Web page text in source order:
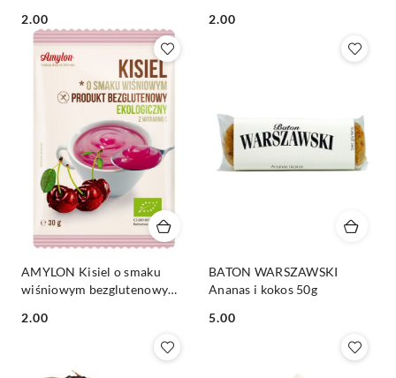
Cena:
2.00 Cena:
2.00
AMYLON Kisiel o smaku
wiśniowym bezglutenowy
Cena:
2.00
BATON WARSZAWSKI
Ananas i kokos 50g
Cena:
5.00